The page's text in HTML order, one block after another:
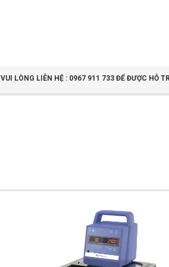
VUI LÒNG LIÊN HỆ : 0967 911 733 ĐỂ ĐƯỢC HỖ